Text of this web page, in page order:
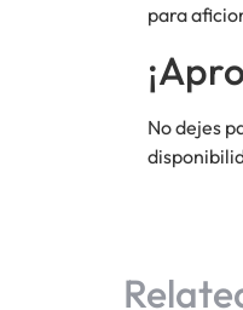
para
No dejes